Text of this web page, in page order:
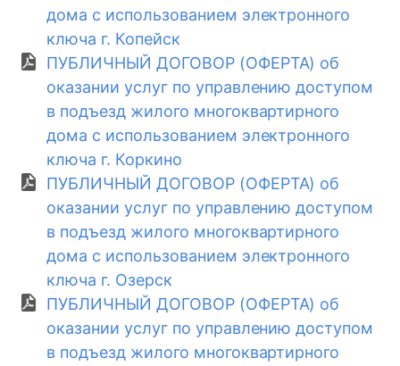
дома с использованием электронного
ключа г. Копейск
ПУБЛИЧНЫЙ ДОГОВОР (ОФЕРТА) об
оказании услуг по управлению доступом
в подъезд жилого многоквартирного
дома с использованием электронного
ключа г. Коркино
ПУБЛИЧНЫЙ ДОГОВОР (ОФЕРТА) об
оказании услуг по управлению доступом
в подъезд жилого многоквартирного
дома с использованием электронного
ключа г. Озерск
ПУБЛИЧНЫЙ ДОГОВОР (ОФЕРТА) об
оказании услуг по управлению доступом
в подъезд жилого многоквартирного